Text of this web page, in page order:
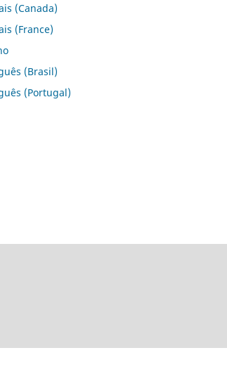
(Canada)
(France)
(Brasil)
(Portugal)
da Ciência, Tecnologia e Ensino